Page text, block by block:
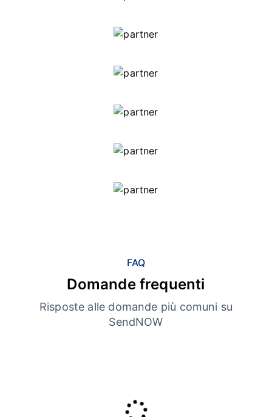
FAQ
Domande frequenti
Risposte alle domande più comuni su
SendNOW